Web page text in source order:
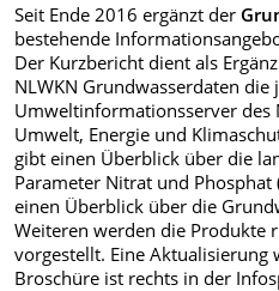
Seit Ende 2016 ergänzt der
bestehende
Der Kurzbericht dient als
NLWKN Grundwasserdaten
Umweltinformationsserver des
Umwelt, Energie und
gibt einen Überblick über die
Parameter Nitrat und
einen Überblick über die
Weiteren werden die Produkte
vorgestellt. Eine Aktualisierung
Broschüre ist rechts in der